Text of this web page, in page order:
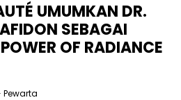
UMUMKAN DR.
SEBAGAI
OF RADIANCE
Pewarta